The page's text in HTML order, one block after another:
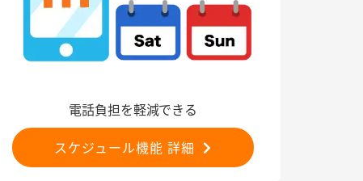
電話負担を軽減できる
スケジュール機能 詳細